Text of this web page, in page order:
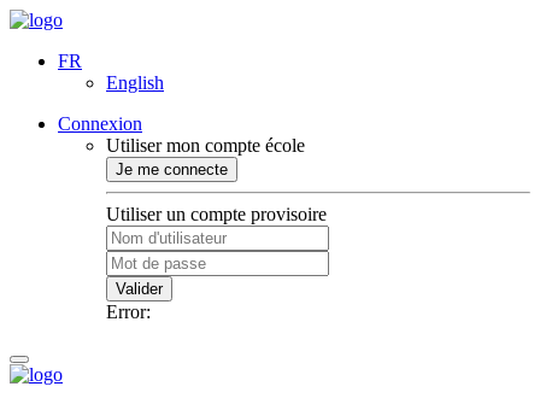
FR
English
Connexion
Utiliser mon compte école
Je me connecte
Utiliser un compte provisoire
Valider
Error: